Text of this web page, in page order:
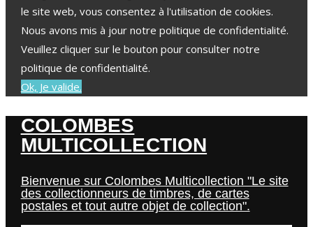
le site web, vous consentez à l'utilisation de cookies.
Nous avons mis à jour notre politique de confidentialité.
Veuillez cliquer sur le bouton pour consulter notre
politique de confidentialité.
Ok, Je valide.
COLOMBES
MULTICOLLECTION
Bienvenue sur Colombes Multicollection "Le site
des collectionneurs de timbres, de cartes
postales et tout autre objet de collection".